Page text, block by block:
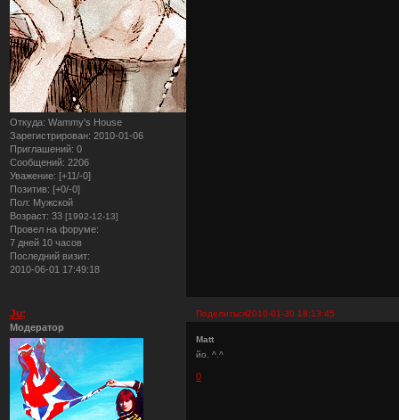
Откуда: Wammy's House
Зарегистрирован: 2010-01-06
Приглашений: 0
Сообщений: 2206
Уважение: [+11/-0]
Позитив: [+0/-0]
Пол: Мужской
Возраст: 33 [1992-12-13]
Провел на форуме:
7 дней 10 часов
Последний визит:
2010-06-01 17:49:18
Поделиться2010-01-30 18:13:45
Ju;
Модератор
Matt
йо. ^.^
0